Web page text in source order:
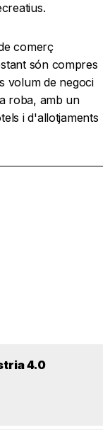
comerç
són compres
volum de negoci
roba, amb un
i d'allotjaments
4.0